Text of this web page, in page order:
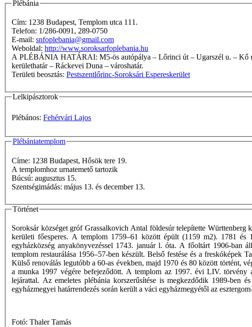
Plébánia
Cím: 1238 Budapest, Templom utca 111.
Telefon: 1/286-0091, 289-0750
E-mail: snfoplebania@gmail.com
Weboldal: http://www.soroksarfoplebania.hu
A PLÉBÁNIA HATÁRAI: M5-ös autópálya – Lőrinci út – Ugarszél u. – Kő u. – Könyves u. – Erzsébeti temető északnyugati sarkától a Helsinki út-Hold u. sarkáig húzott egyenes – Helsinki út –
kerülethatár – Ráckevei Duna – városhatár.
Területi beosztás: Pestszentlőrinc-Soroksári Espereskerület
Lelkipásztorok
Plébános: Fehérvári Lajos
Plébániatemplom
Címe: 1238 Budapest, Hősök tere 19.
A templomhoz urnatemető tartozik
Búcsú: augusztus 15.
Szentségimádás: május 13. és december 13.
Történet
Soroksár községet gróf Grassalkovich Antal földesúr telepítette
kerületi főesperes. A templom 1759–61 között épült (1159 m2). 1781
egyházközség anyakönyvezéssel 1743. január l. óta. A főoltárt 1906-ban
templom restaurálása 1956–57-ben készült. Belső festése és a freskóképek
Külső renoválás legutóbb a 60-as években, majd 1970 és 80 között történt,
a munka 1997 végére befejeződött. A templom az 1997. évi LIV.
lejárattal. Az emeletes plébánia korszerűsítése is megkezdődik 1989-ben
egyházmegyei határrendezés során került a váci egyházmegyétől az
Fotó: Thaler Tamás